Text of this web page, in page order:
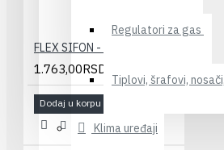
Regulatori za gas
Tiplovi, šrafovi,
Klima uređaji
1.763,00RSD
Dodaj u korpu